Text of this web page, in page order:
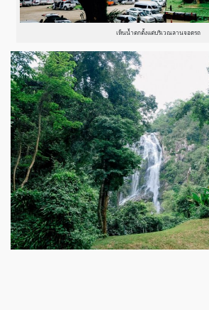
เห็นน้ำตกตั้งแต่บริเวณลานจอดรถ